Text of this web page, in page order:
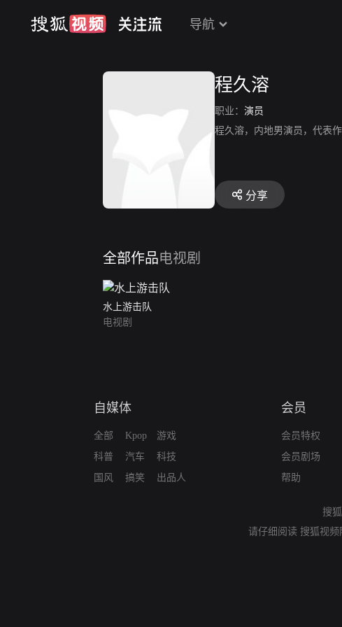
导航
程久溶
职业： 演员
程久溶，内地男演员，代表
分享
全部作品电视剧
水上游击队
电视剧
自媒体
全部
科普
国风
Kpop
汽车
搞笑
游戏
科技
出品人
会员
会员特权
会员剧场
帮助
搜
请仔细阅读 搜狐视频